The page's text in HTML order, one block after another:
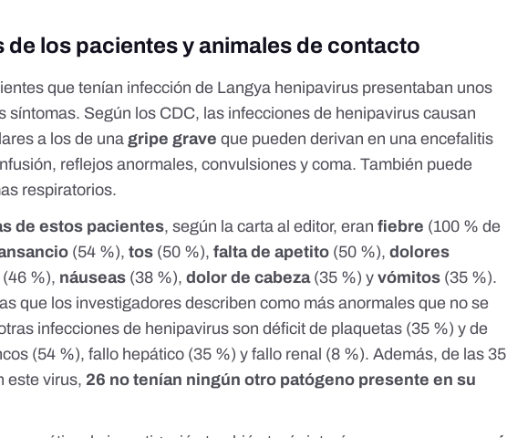
de los pacientes y animales de contacto
que tenían infección de Langya henipavirus presentaban unos
síntomas. Según los CDC, las infecciones de henipavirus causan
a los de una gripe grave que pueden derivan en una encefalitis
reflejos anormales, convulsiones y coma. También puede
respiratorios.
de estos pacientes, según la carta al editor, eranfiebre (100 % de
(54 %),tos (50 %),falta de apetito (50 %),dolores
(46 %), náuseas (38 %), dolor de cabeza(35 %) yvómitos (35 %).
que los investigadores describen como más anormales que no se
infecciones de henipavirus son déficit de plaquetas (35 %) y de
(54 %), fallo hepático (35 %) y fallo renal (8 %). Además, de las 35
este virus, 26 no tenían ningún otro patógeno presente en su